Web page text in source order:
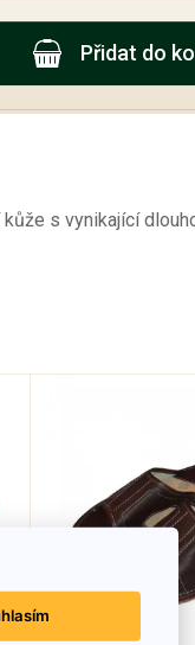
Přidat do
s vynikající